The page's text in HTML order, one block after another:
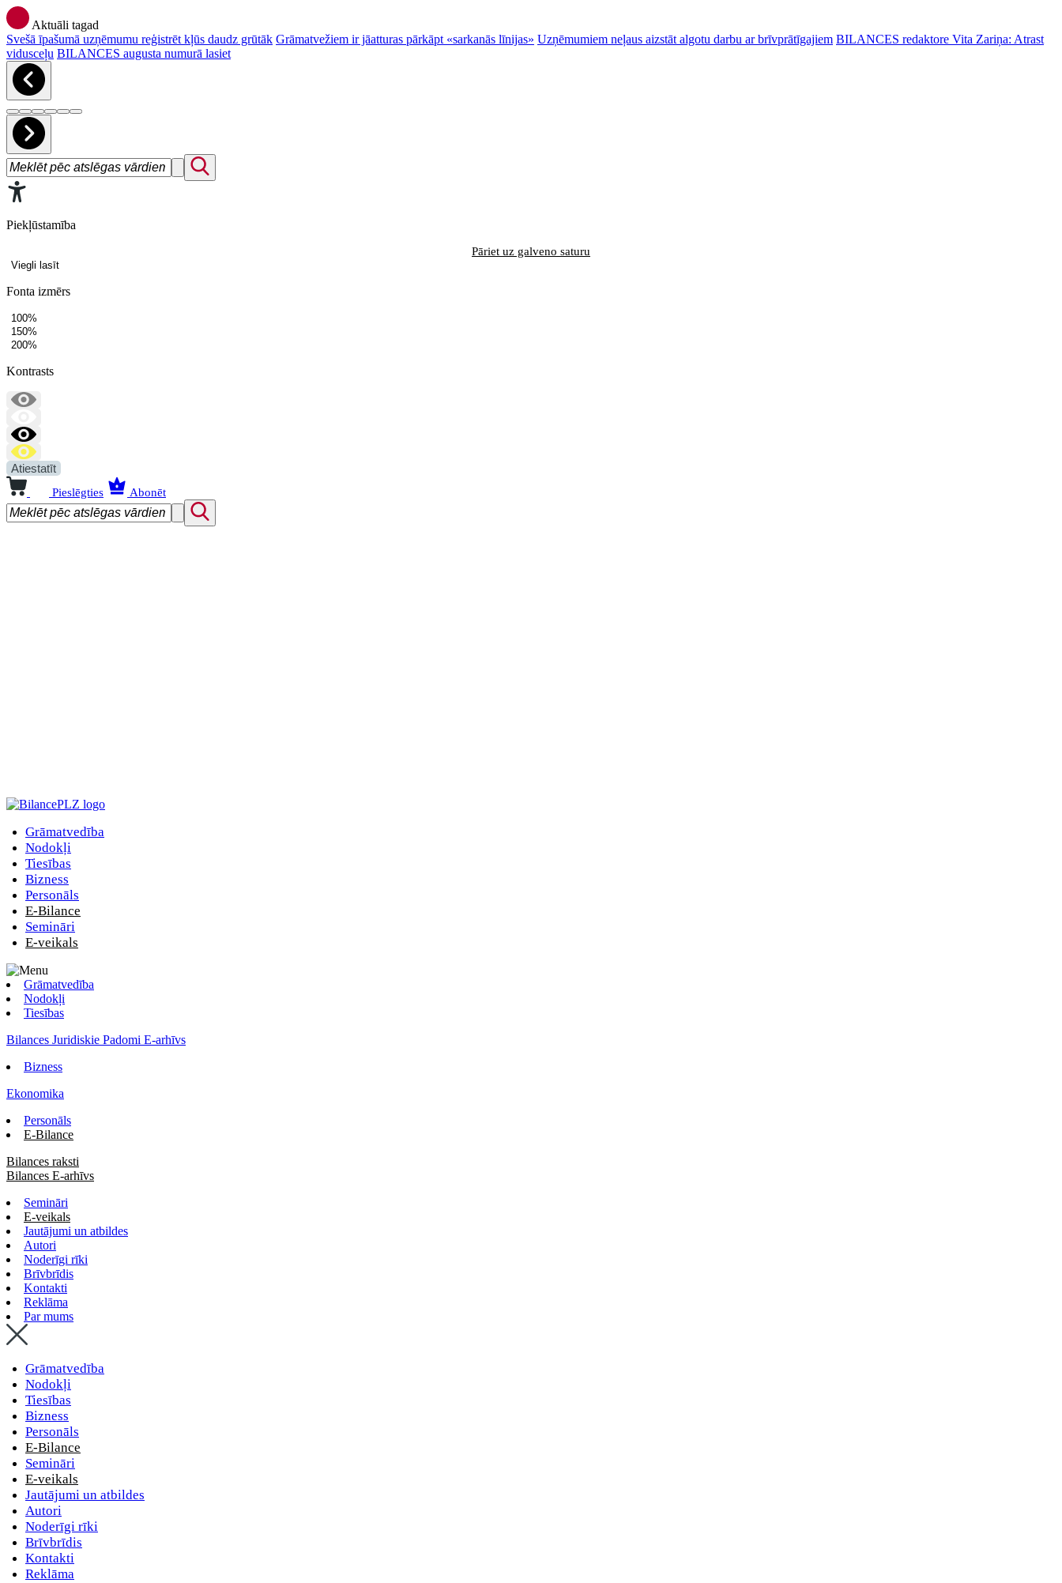
Aktuāli tagad
Svešā īpašumā uzņēmumu reģistrēt kļūs daudz grūtāk Grāmatvežiem ir jāatturas pārkāpt «sarkanās līnijas» Uzņēmumiem neļaus aizstāt algotu darbu ar brīvprātīgajiem BILANCES redaktore Vita Zariņa: Atrast
vidusceļu BILANCES augusta numurā lasiet
Piekļūstamība
Pāriet uz galveno saturu
Viegli lasīt
Fonta izmērs
100%
150%
200%
Kontrasts
Atiestatīt
Pieslēgties Abonēt
Grāmatvedība
Nodokļi
Tiesības
Bizness
Personāls
E-Bilance
Semināri
E-veikals
Grāmatvedība
Nodokļi
Tiesības
Bilances Juridiskie Padomi E-arhīvs
Bizness
Ekonomika
Personāls
E-Bilance
Bilances raksti
Bilances E-arhīvs
Semināri
E-veikals
Jautājumi un atbildes
Autori
Noderīgi rīki
Brīvbrīdis
Kontakti
Reklāma
Par mums
Grāmatvedība
Nodokļi
Tiesības
Bizness
Personāls
E-Bilance
Semināri
E-veikals
Jautājumi un atbildes
Autori
Noderīgi rīki
Brīvbrīdis
Kontakti
Reklāma